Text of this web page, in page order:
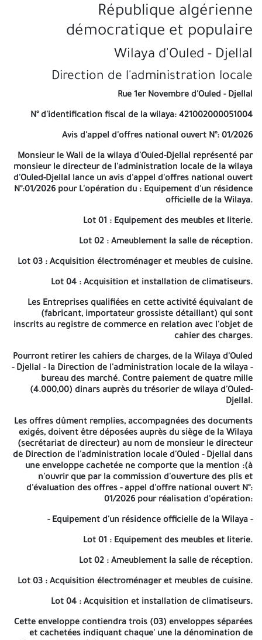
remplie, daté, signée et cachetée. -Devis quantitatif et estimatif
remplie, date, signée et cachetée. -Une copie du registre, du
commerce électronique. -mémoire technique justificative
pouvoirs de délégation de signature habilitant les personnes à
contient toutes les caractéristiques techniques de l'équipement
mentionnées dans l'appel photos en couleur. - Références
professionnelles justifiées par copies conformes à l'original aux
certificats de livraison d'équipements délivrés par les services
contractants.. La durée de préparation des offres est fixée à
vingt-et-un (21) jours à compter de la première publication de
public (BOMOP) ou à la presse ou la presse électronique, le
soumissionnaire peut participer à un lot ou plus, en cas
d'attribution, il ne bénéficiera que d'un seul lot, sur la base de
l'offre financière selon l'ordre des lots. La date et l'heure limite
de dépôt des offres et la date et l'heure d'ouverture des plis des
correspondant au dernier jour de la délai de préparation des
jusqu'a dix heure (10.00) du matin. Et l'ouverture des plis des
dossiers de candidatures et les offres techniques et financières
se fera à dix heure (10:00) du matin au même jour en séance
publique au siège de la wilaya (salle des réunions) Si ce jour
coïncide avec un jour férié ou un jour de repos légal, la durée de
Préparation des offres est prorogée jusqu' au jour ouvrable
suivant. Les soumissionnaires resteront engagés par leurs offres
pendant 90 jours plus le durée de préparation des offres. A -=-=-
République algérienne démocratique
et populaire
Wilaya d'Ouled - Djellal
Direction de l'administration locale
Rue 1er Novembre d'Ouled - Djellal
N° d'identification fiscal de la wilaya: 421002000051004
Avis d'appel d'offres national ouvert N°: 01/2026
Monsieur le Wali de la wilaya d'Ouled-Djellal représenté par
monsieur le directeur de l'administration locale de la wilaya
d'Ouled-Djellal lance un avis d'appel d'offres national ouvert
N°:01/2026 pour L'opération du :Equipement d'un résidence
Lot 04 : Acquisition et installation de climatiseurs.
République algérienne
démocratique et populaire
Wilaya d'Ouled - Djellal
Direction de l'administration locale
Rue 1er Novembre d'Ouled - Djellal
N° d'identification fiscal de la wilaya: 421002000051004
Avis d'appel d'offres national ouvert N°: 01/2026
Monsieur le Wali de la wilaya d'Ouled-Djellal représenté par
monsieur le directeur de l'administration locale de la wilaya
d'Ouled-Djellal lance un avis d'appel d'offres national ouvert
N°:01/2026 pour L'opération du : Equipement d'un résidence
officielle de la Wilaya.
Lot 01 : Equipement des meubles et literie.
Lot 02 : Ameublement la salle de réception.
Lot 03 : Acquisition électroménager et meubles de cuisine.
Lot 04 : Acquisition et installation de climatiseurs.
Les Entreprises qualifiées en cette activité équivalant de
(fabricant, importateur grossiste détaillant) qui sont
inscrits au registre de commerce en relation avec l'objet de
cahier des charges.
Pourront retirer les cahiers de charges, de la Wilaya d'Ouled
- Djellal - la Direction de l'administration locale de la wilaya -
bureau des marché. Contre paiement de quatre mille
(4.000,00) dinars auprès du trésorier de wilaya d'Ouled-
Djellal.
Les offres dûment remplies, accompagnées des documents
exigés, doivent être déposées auprès du siège de la Wilaya
(secrétariat de directeur) au nom de monsieur le directeur
de Direction de l'administration locale d'Ouled - Djellal dans
une enveloppe cachetée ne comporte que la mention :(à
n'ouvrir que par la commission d'ouverture des plis et
d'évaluation des offres - appel d'offre national ouvert N°:
01/2026 pour réalisation d'opération:
- Equipement d'un résidence officielle de la Wilaya -
Lot 01 : Equipement des meubles et literie.
Lot 02 : Ameublement la salle de réception.
Lot 03 : Acquisition électroménager et meubles de cuisine.
Lot 04 : Acquisition et installation de climatiseurs.
Cette enveloppe contiendra trois (03) enveloppes séparées
et cachetées indiquant chaque' une la dénomination de